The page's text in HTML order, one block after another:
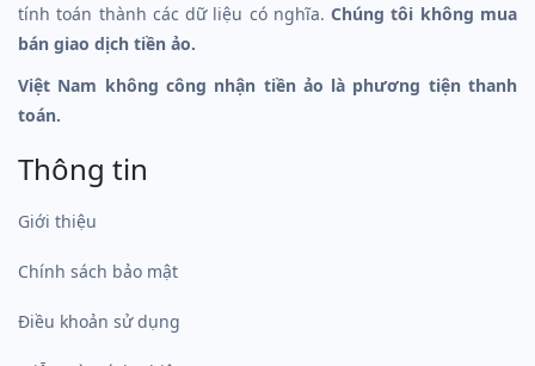
tính toán thành các dữ liệu có nghĩa.Chúng tôi không mua
bán giao dịch tiền ảo.
Việt Nam không công nhận tiền ảo là phương tiện thanh
toán.
Thông tin
Giới thiệu
Chính sách bảo mật
Điều khoản sử dụng